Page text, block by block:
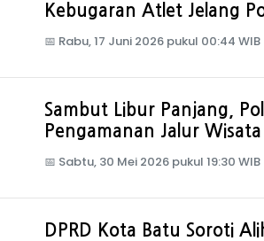
Kebugaran Atlet Jelang
📅 Rabu, 17 Juni 2026 pukul 00:44 WIB
Sambut Libur Panjang,
Pengamanan Jalur Wisata
📅 Sabtu, 30 Mei 2026 pukul 19:30 WIB
DPRD Kota Batu Soroti